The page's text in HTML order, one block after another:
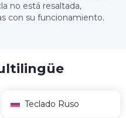
no está resaltada,
con su funcionamiento.
Teclado Ruso